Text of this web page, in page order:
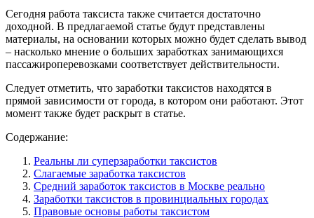
Сегодня работа таксиста также считается достаточно
доходной. В предлагаемой статье будут представлены
материалы, на основании которых можно будет сделать вывод
– насколько мнение о больших заработках занимающихся
пассажироперевозками соответствует действительности.
Следует отметить, что заработки таксистов находятся в
прямой зависимости от города, в котором они работают. Этот
момент также будет раскрыт в статье.
Содержание:
Реальны ли суперзаработки таксистов
Слагаемые заработка таксистов
Средний заработок таксистов в Москве реально
Заработки таксистов в провинциальных городах
Правовые основы работы таксистом